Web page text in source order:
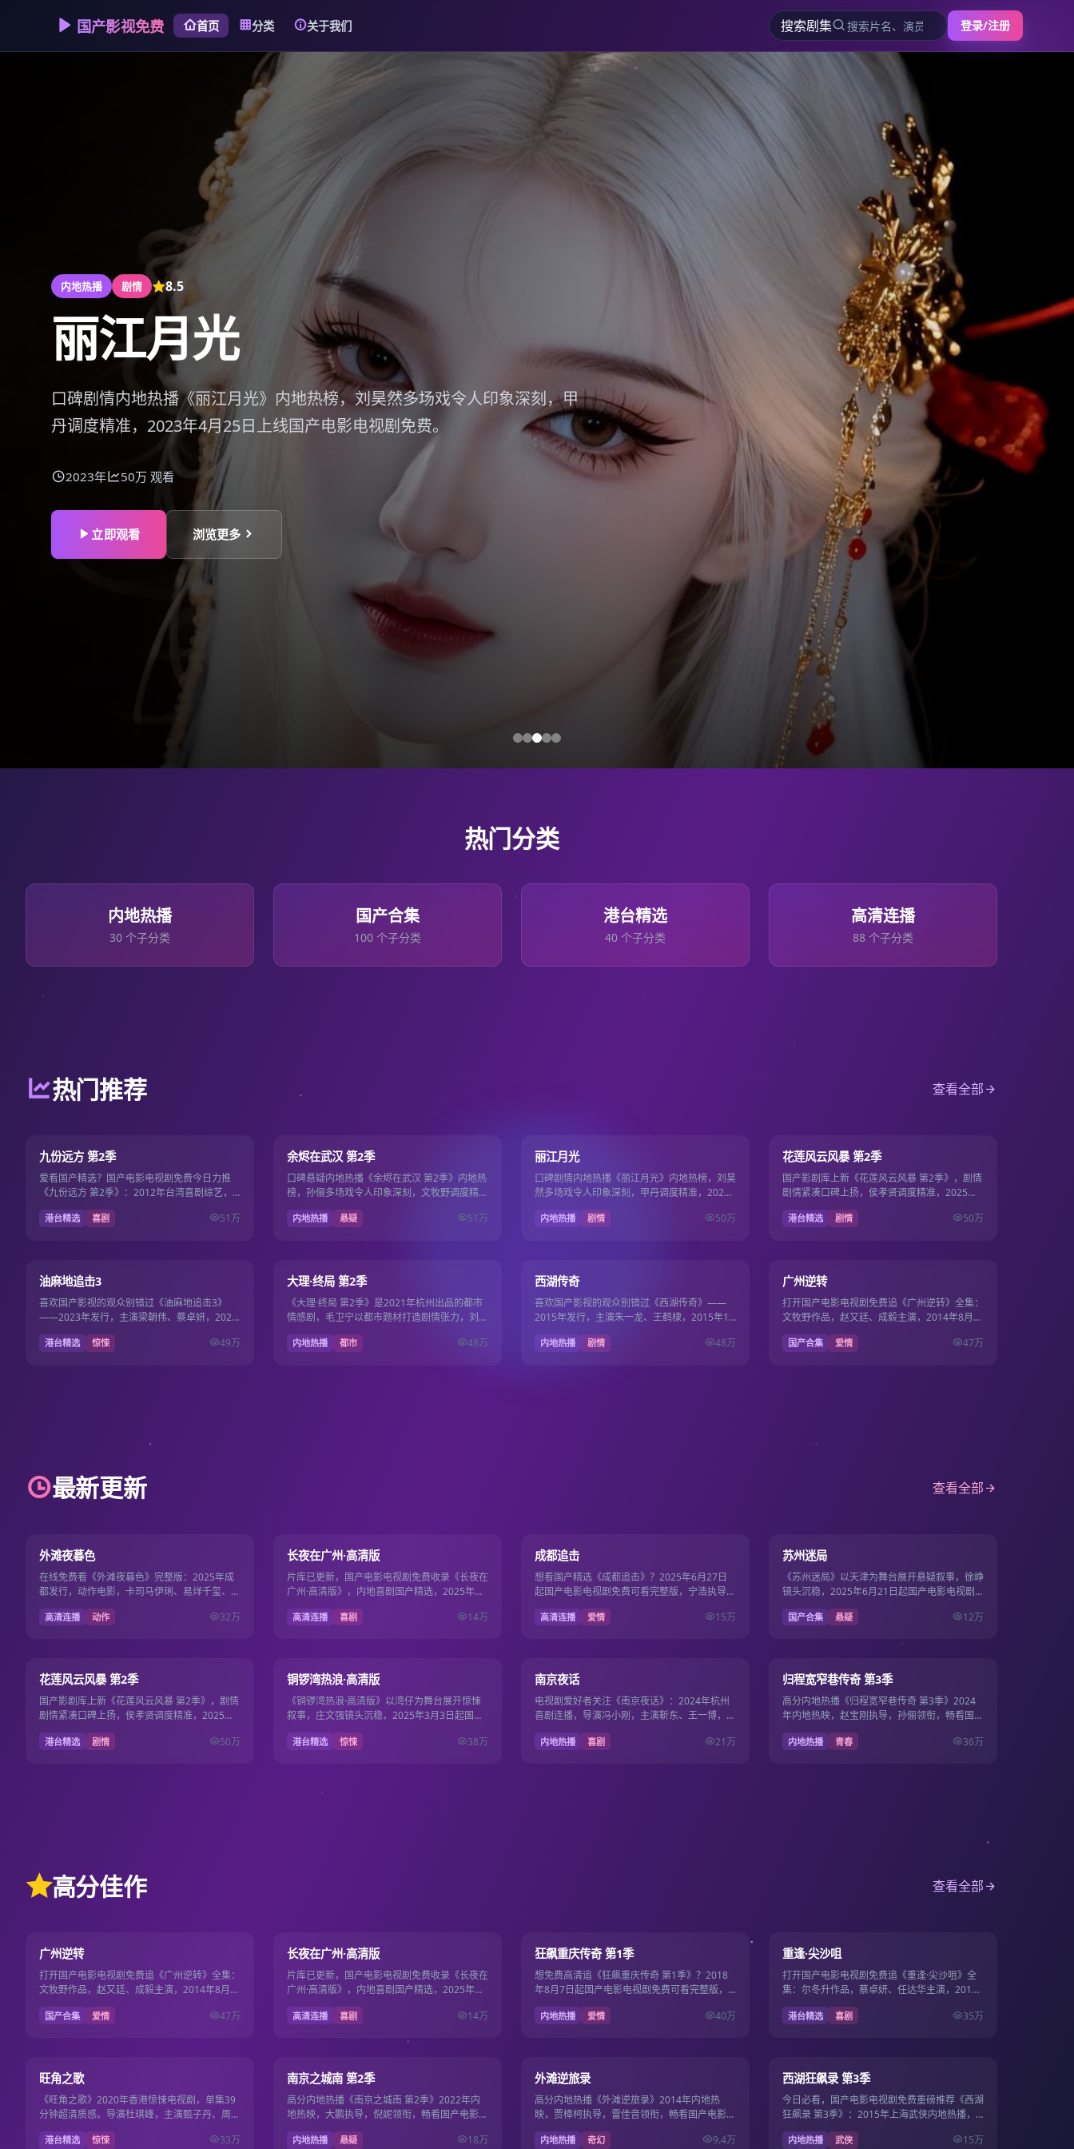
国产影视免费 首页 分类 关于我们 搜索剧集 登录/注册
内地热播 剧情 8.5
丽江月光
口碑剧情内地热播《丽江月光》内地热榜，刘昊然多场戏令人印象深刻，甲
丹调度精准，2023年4月25日上线国产电影电视剧免费。
2023年 50万 观看
立即观看 浏览更多
热门分类
内地热播
30 个子分类
国产合集
100 个子分类
港台精选
40 个子分类
高清连播
88 个子分类
热门推荐 查看全部
8.1
九份远方 第2季
爱看国产精选？国产电影电视剧免费今日力推
《九份远方 第2季》：2012年台湾喜剧综艺，
时长更新至第2期·每期约40分钟。导演林书宇，
主演林依晨、…
港台精选 喜剧 51万
8.9
余烬在武汉 第2季
口碑悬疑内地热播《余烬在武汉 第2季》内地热
榜，孙俪多场戏令人印象深刻，文牧野调度精
准，2012年2月21日上线国产电影电视剧免
费。
内地热播 悬疑 51万
8.5
丽江月光
口碑剧情内地热播《丽江月光》内地热榜，刘昊
然多场戏令人印象深刻，甲丹调度精准，2023
年4月25日上线国产电影电视剧免费。
内地热播 剧情 50万
7.7
花莲风云风暴 第2季
国产影剧库上新《花莲风云风暴 第2季》，剧情
剧情紧凑口碑上扬，侯孝贤调度精准，2025年6
月8日起国产电影电视剧免费观看。
港台精选 剧情 50万
7.5
油麻地追击3
喜欢国产影视的观众别错过《油麻地追击3》
——2023年发行，主演梁朝伟、蔡卓妍，2023
年2月14日更新，国产影视免费维护国产电影电
视剧免费片库…
港台精选 惊悚 49万
8.3
大理·终局 第2季
《大理·终局 第2季》是2021年杭州出品的都市
情感剧，毛卫宁以都市题材打造剧情张力，刘昊
然、王一博演技出彩，2021年11月9日完整收
录国产电…
内地热播 都市 48万
8.4
西湖传奇
喜欢国产影视的观众别错过《西湖传奇》——
2015年发行，主演朱一龙、王鹤棣，2015年10
月25日更新，国产影视免费维护国产电影电视
剧免费片库日…
内地热播 剧情 48万
9.7
广州逆转
打开国产电影电视剧免费追《广州逆转》全集：
文牧野作品，赵又廷、成毅主演，2014年8月1
日更新，国产影视免费高清连播不卡顿。
国产合集 爱情 47万
最新更新 查看全部
9.1
外滩夜暮色
在线免费看《外滩夜暮色》完整版：2025年成
都发行，动作电影，卡司马伊琍、易烊千玺、白
百何，2025年12月1日更新，畅享国产电影电
视剧免费流畅…
高清连播 动作 32万
9.6
长夜在广州·高清版
片库已更新，国产电影电视剧免费收录《长夜在
广州·高清版》，内地喜剧国产精选，2025年西
安出品，导演路阳，主演赵丽颖、刘昊然，
2025年10月5…
高清连播 喜剧 14万
8.2
成都追击
想看国产精选《成都追击》？2025年6月27日
起国产电影电视剧免费可看完整版，宁浩执导，
刘涛、杨幂领衔，国产影视免费同步超清片源。
高清连播 爱情 15万
8.1
苏州迷局
《苏州迷局》以天津为舞台展开悬疑叙事，徐峥
镜头沉稳，2025年6月21日起国产电影电视剧
免费免费畅看22集·单集约41分钟。
国产合集 悬疑 12万
7.7
花莲风云风暴 第2季
国产影剧库上新《花莲风云风暴 第2季》，剧情
剧情紧凑口碑上扬，侯孝贤调度精准，2025年6
月8日起国产电影电视剧免费观看。
港台精选 剧情 50万
7.7
铜锣湾热浪·高清版
《铜锣湾热浪·高清版》以湾仔为舞台展开惊悚
叙事，庄文强镜头沉稳，2025年3月3日起国产
电影电视剧免费免费畅看117分钟。
港台精选 惊悚 38万
8.7
南京夜话
电视剧爱好者关注《南京夜话》：2024年杭州
喜剧连播，导演冯小刚，主演靳东、王一博，
2024年12月20日起国产电影电视剧免费全集畅
看。
内地热播 喜剧 21万
7.2
归程宽窄巷传奇 第3季
高分内地热播《归程宽窄巷传奇 第3季》2024
年内地热映，赵宝刚执导，孙俪领衔，畅看国产
电影电视剧免费，1080P流畅在线，影剧双线一
站畅看。
内地热播 青春 36万
高分佳作 查看全部
9.7
广州逆转
打开国产电影电视剧免费追《广州逆转》全集：
文牧野作品，赵又廷、成毅主演，2014年8月1
日更新，国产影视免费高清连播不卡顿。
国产合集 爱情 47万
9.6
长夜在广州·高清版
片库已更新，国产电影电视剧免费收录《长夜在
广州·高清版》，内地喜剧国产精选，2025年西
安出品，导演路阳，主演赵丽颖、刘昊然，
2025年10月5…
高清连播 喜剧 14万
9.5
狂飙重庆传奇 第1季
想免费高清追《狂飙重庆传奇 第1季》？2018
年8月7日起国产电影电视剧免费可看完整版，
汪俊执导，肖战、成毅领衔，国产影视免费同步
超清片源。
内地热播 爱情 40万
9.5
重逢·尖沙咀
打开国产电影电视剧免费追《重逢·尖沙咀》全
集：尔冬升作品，蔡卓妍、任达华主演，2013
年6月6日更新，国产影视免费高清连播不卡
顿。
港台精选 喜剧 35万
9.5
旺角之歌
《旺角之歌》2020年香港惊悚电视剧，单集39
分钟超清质感。导演杜琪峰，主演甄子丹、周润
发，2020年10月21日收录国产电影电视剧免费
片库。
港台精选 惊悚 33万
9.5
南京之城南 第2季
高分内地热播《南京之城南 第2季》2022年内
地热映，大鹏执导，倪妮领衔，畅看国产电影电
视剧免费，1080P流畅在线，影剧双线一站畅
看。
内地热播 悬疑 18万
9.5
外滩逆旅录
高分内地热播《外滩逆旅录》2014年内地热
映，贾樟柯执导，雷佳音领衔，畅看国产电影电
视剧免费，1080P流畅在线，影剧双线一站畅
看。
内地热播 奇幻 9.4万
9.4
西湖狂飙录 第3季
今日必看，国产电影电视剧免费重磅推荐《西湖
狂飙录 第3季》：2015年上海武侠内地热播，
导演费振翔，主演周也、杨幂，2015年9月15
日上线国产…
内地热播 武侠 15万